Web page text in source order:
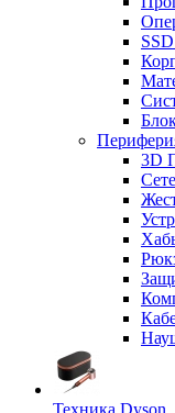
3D
Техника Dyson